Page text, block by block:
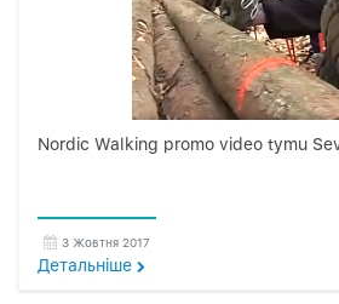
Nordic Walking promo video tymu
3 Жовтня 2017
Детальнiше